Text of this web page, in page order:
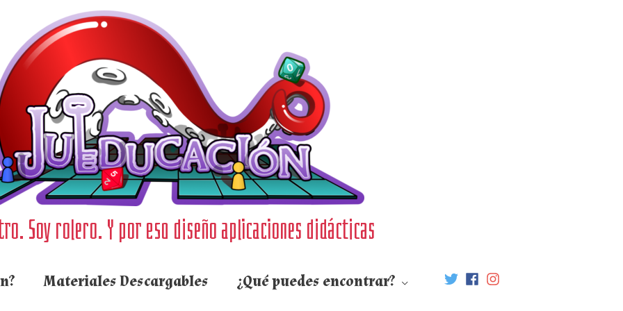
Soy rolero. Y por eso diseño aplicaciones didácticas
Materiales Descargables ¿Qué puedes encontrar?